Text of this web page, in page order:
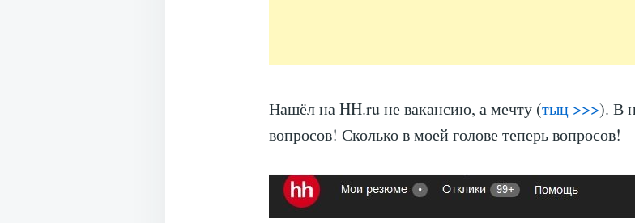
Нашёл на HH.ru не вакансию, а мечту (тыц >>>). В
вопросов! Сколько в моей голове теперь вопросов!